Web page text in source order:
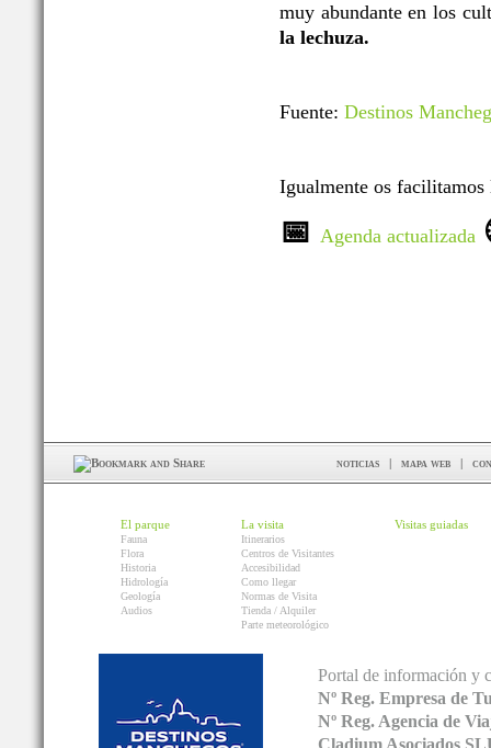
muy abundante en los
la lechuza.
Fuente: Destinos
Igualmente os
📅 Agenda actualizada
noticias | mapa web |
El parque
Fauna
Flora
Historia
Hidrología
Geología
Audios
La visita
Itinerarios
Centros de Visitantes
Accesibilidad
Como llegar
Normas de Visita
Tienda / Alquiler
Parte meteorológico
Visitas guiadas
Portal de información y
Nº Reg. Empresa de
Nº Reg. Agencia de